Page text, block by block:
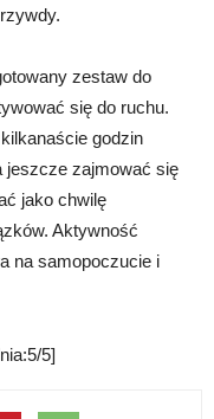
zestaw do
się do ruchu.
godzin
jeszcze zajmować się
jako chwilę
Aktywność
na samopoczucie i
5]